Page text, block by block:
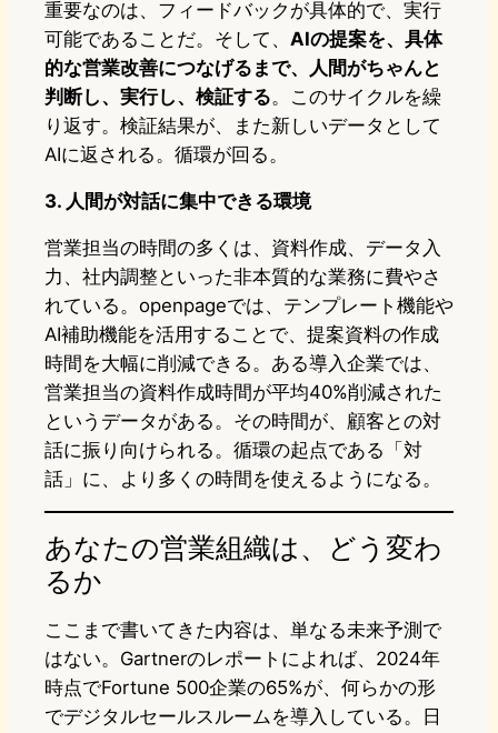
重要なのは、フィードバックが具体的で、実行
可能であることだ。そして、 AIの提案を、具体
的な営業改善につなげるまで、人間がちゃんと
判断し、実行し、検証する。このサイクルを繰
り返す。検証結果が、また新しいデータとして
AIに返される。循環が回る。
3. 人間が対話に集中できる環境
営業担当の時間の多くは、資料作成、データ入
力、社内調整といった非本質的な業務に費やさ
れている。openpageでは、テンプレート機能や
AI補助機能を活用することで、提案資料の作成
時間を大幅に削減できる。ある導入企業では、
営業担当の資料作成時間が平均40%削減された
というデータがある。その時間が、顧客との対
話に振り向けられる。循環の起点である「対
話」に、より多くの時間を使えるようになる。
あなたの営業組織は、どう変わ
るか
ここまで書いてきた内容は、単なる未来予測で
はない。Gartnerのレポートによれば、2024年
時点でFortune 500企業の65%が、何らかの形
でデジタルセールスルームを導入している。日